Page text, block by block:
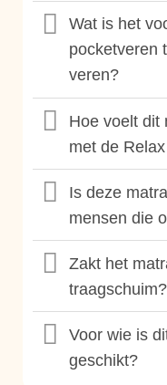
Wat is het
pocketveren
veren?
Hoe voelt dit
met de
Is deze
mensen die
Zakt het
traagschuim?
Voor wie is
geschikt?